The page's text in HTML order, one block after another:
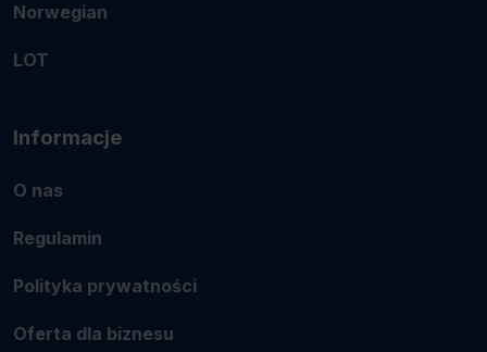
Norwegian
LOT
Informacje
O nas
Regulamin
Polityka prywatności
Oferta dla biznesu